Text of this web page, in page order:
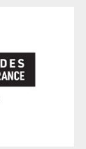
les plus
avec
Avocats
de Paris